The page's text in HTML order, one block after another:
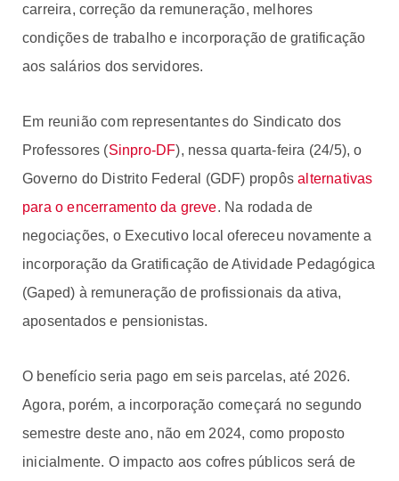
carreira, correção da remuneração, melhores
condições de trabalho e incorporação de gratificação
aos salários dos servidores.
Em reunião com representantes do Sindicato dos
Professores (Sinpro-DF), nessa quarta-feira (24/5), o
Governo do Distrito Federal (GDF) propôsalternativas
para o encerramento da greve. Na rodada de
negociações, o Executivo local ofereceu novamente a
incorporação da Gratificação de Atividade Pedagógica
(Gaped) à remuneração de profissionais da ativa,
aposentados e pensionistas.
O benefício seria pago em seis parcelas, até 2026.
Agora, porém, a incorporação começará no segundo
semestre deste ano, não em 2024, como proposto
inicialmente. O impacto aos cofres públicos será de